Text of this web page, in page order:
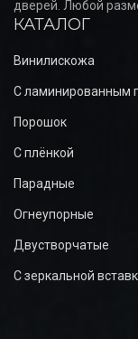
дверей. Любой
КАТАЛОГ
Винилискожа
С ламинированным
Порошок
С плёнкой
Парадные
Огнеупорные
Двустворчатые
С зеркальной